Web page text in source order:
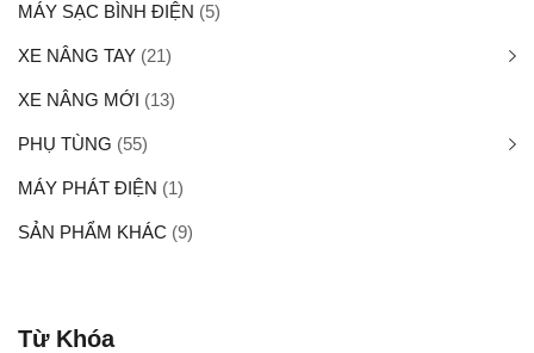
MÁY SẠC BÌNH ĐIỆN (5)
XE NÂNG TAY (21)
XE NÂNG MỚI (13)
PHỤ TÙNG (55)
MÁY PHÁT ĐIỆN (1)
SẢN PHẨM KHÁC (9)
Từ Khóa